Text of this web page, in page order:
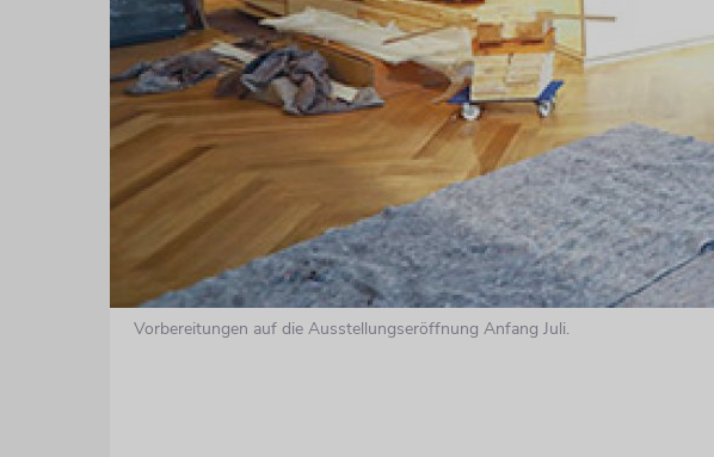
Vorbereitungen auf die Ausstellungseröffnung Anfang Juli.